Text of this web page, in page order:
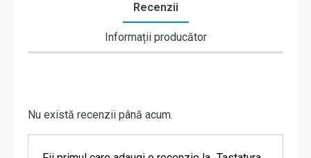
Recenzii
Informații producător
Nu există recenzii până acum.